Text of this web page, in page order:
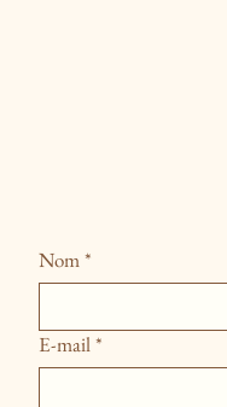
Nom*
E-mail*